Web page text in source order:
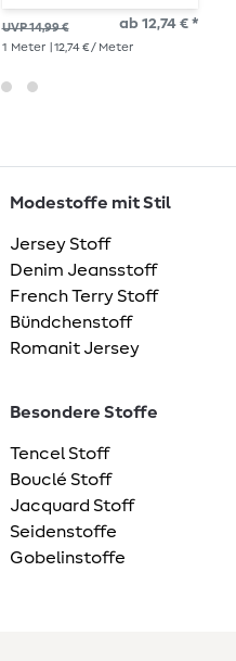
UVP 14,99 € ab 12,74 € *
1 Meter | 12,74 € / Meter
Modestoffe mit Stil
Jersey Stoff
Denim Jeansstoff
French Terry Stoff
Bündchenstoff
Romanit Jersey
Besondere Stoffe
Tencel Stoff
Bouclé Stoff
Jacquard Stoff
Seidenstoffe
Gobelinstoffe